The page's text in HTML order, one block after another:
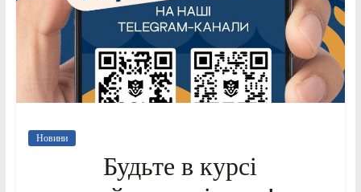
Новини
Будьте в курсі